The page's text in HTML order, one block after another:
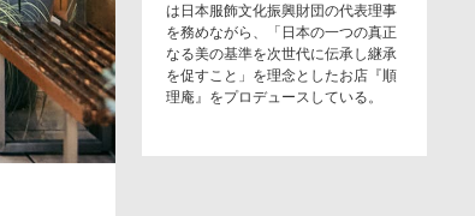
は日本服飾文化振興財団の代表理事
を務めながら、「日本の一つの真正
なる美の基準を次世代に伝承し継承
を促すこと」を理念としたお店『順
理庵』をプロデュースしている。